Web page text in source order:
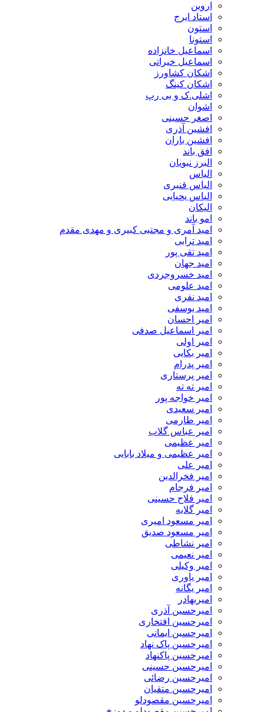
اروین
استاد ایرج
استون
استونا
اسماعیل خانزاده
اسماعیل خیراتی
اشکان کشاورز
اشکان کینگ
اشلی.ک و بی رپ
اشوان
اصغر حسینی
افشین آذری
افشین باران
افق باند
البرز نبویان
الیاس
الیاس قنبرى
الیاس یحیایی
الیکان
امو باند
امید آمری و مجتبی کبیری و مهدى مقدم
امید ترابی
امید تقی پور
امید جهان
امید خسروجردی
امید علومی
امید نفری
امید یوسفی
امیر احسان
امیر اسماعیل صدفی
امیر اولی
امیر بکایی
امیر پدرام
امیر پرستاری
امیر ته ته
امیر خواجه پور
امیر سعیدی
امیر طارمی
امیر عباس گلاب
امیر عظیمی
امیر عظیمی و میلاد بابایی
امیر علی
امیر فخرالدین
امیر فرجام
امیر فلاح حسینی
امیر گلایه
امیر مسعود امیری
امیر مسعود صدیق
امیر نشاطی
امیر نعیمی
امیر وکیلی
امیر یاوری
امیر یگانه
امیربهادر
امیرحسین آذری
امیرحسین افتخاری
امیرحسین ایمانی
امیرحسین پاک نهاد
امیرحسین پاکنهاد
امیرحسین حسینی
امیرحسین رضائی
امیرحسین متقیان
امیرحسین مقصودلو